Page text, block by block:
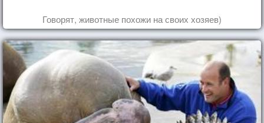
Говорят, животные похожи на своих хозяев)